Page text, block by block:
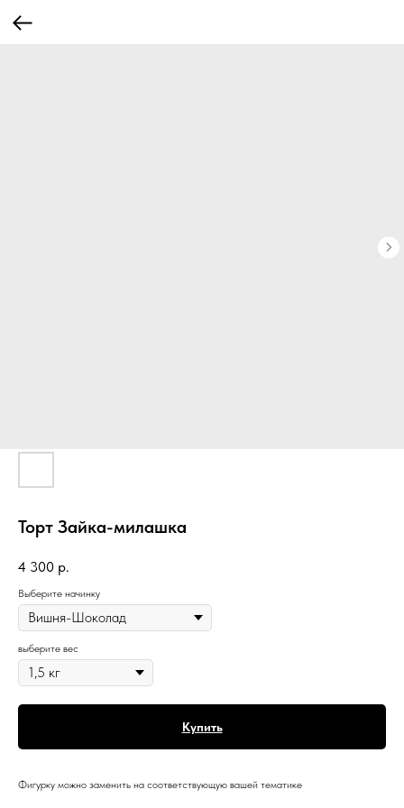
Торт Зайка-милашка
4 300 р.
Выберите начинку
выберите вес
Купить
Фигурку можно заменить на соответствующую вашей тематике